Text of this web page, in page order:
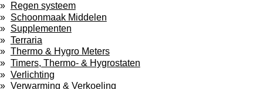
Regen systeem
Schoonmaak Middelen
Supplementen
Terraria
Thermo & Hygro Meters
Timers, Thermo- & Hygrostaten
Verlichting
Verwarming & Verkoeling